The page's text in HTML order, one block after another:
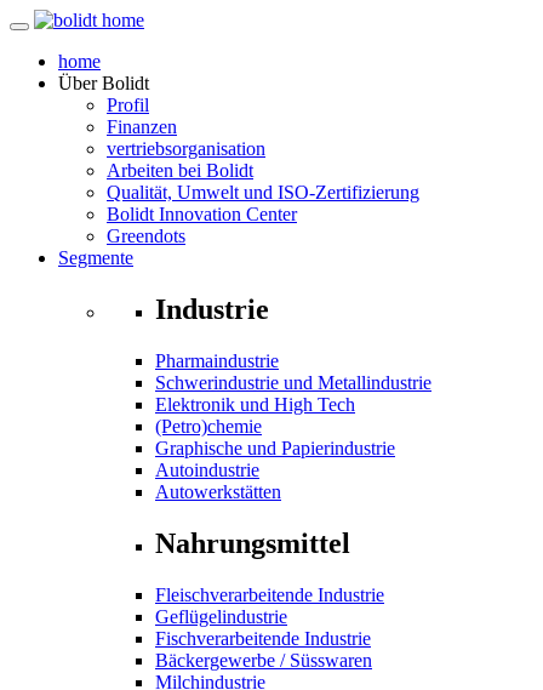
home
ÜberBolidt
Profil
Finanzen
vertriebsorganisation
Arbeiten bei Bolidt
Qualität, Umwelt und ISO-Zertifizierung
Bolidt Innovation Center
Greendots
Segmente
Industrie
Pharmaindustrie
Schwerindustrie und Metallindustrie
Elektronik und High Tech
(Petro)chemie
Graphische und Papierindustrie
Autoindustrie
Autowerkstätten
Nahrungsmittel
Fleischverarbeitende Industrie
Geflügelindustrie
Fischverarbeitende Industrie
Bäckergewerbe / Süsswaren
Milchindustrie